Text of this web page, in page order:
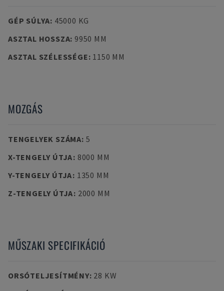
GÉP SÚLYA: 45000 KG
ASZTAL HOSSZA: 9950 MM
ASZTAL SZÉLESSÉGE: 1150 MM
MOZGÁS
TENGELYEK SZÁMA: 5
X-TENGELY ÚTJA: 8000 MM
Y-TENGELY ÚTJA: 1350 MM
Z-TENGELY ÚTJA: 2000 MM
MŰSZAKI SPECIFIKÁCIÓ
ORSÓTELJESÍTMÉNY: 28 KW